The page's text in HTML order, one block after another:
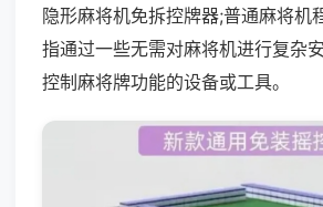
隐形麻将机免拆控牌器;普通麻将机
指通过一些无需对麻将机进行复杂
控制麻将牌功能的设备或工具。